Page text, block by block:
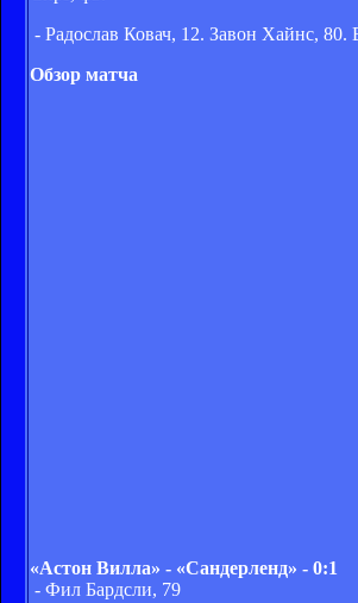
- Радослав Ковач, 12. Завон Хайнс,
Обзор матча
«Астон Вилла» - «Сандерленд» - 0:1
- Фил Бардсли, 79